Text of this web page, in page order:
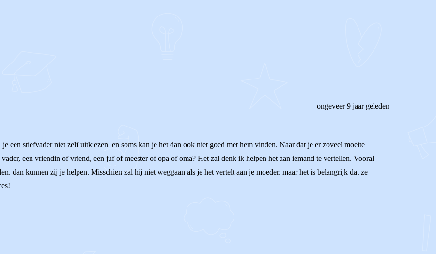
ongeveer 9 jaar geleden
een stiefvader niet zelf uitkiezen, en soms kan je het dan ook niet goed met hem vinden. Naar dat je er zoveel moeite
een vriendin of vriend, een juf of meester of opa of oma? Het zal denk ik helpen het aan iemand te vertellen. Vooral
dan kunnen zij je helpen. Misschien zal hij niet weggaan als je het vertelt aan je moeder, maar het is belangrijk dat ze